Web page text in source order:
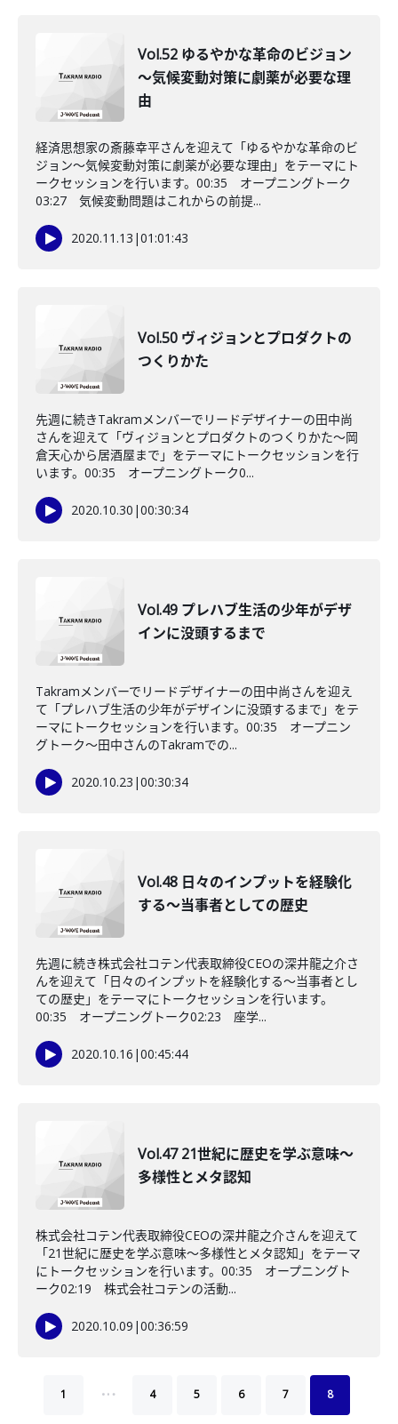
Vol.52 ゆるやかな革命のビジョン
～気候変動対策に劇薬が必要な理
由
経済思想家の斎藤幸平さんを迎えて「ゆるやかな革命のビ
ジョン～気候変動対策に劇薬が必要な理由」をテーマにト
ークセッションを行います。00:35 オープニングトーク
03:27 気候変動問題はこれからの前提...
2020.11.13 |01:01:43
Vol.50 ヴィジョンとプロダクトの
つくりかた
先週に続きTakramメンバーでリードデザイナーの田中尚
さんを迎えて「ヴィジョンとプロダクトのつくりかた～岡
倉天心から居酒屋まで」をテーマにトークセッションを行
います。00:35 オープニングトーク0...
2020.10.30 |00:30:34
Vol.49 プレハブ生活の少年がデザ
インに没頭するまで
Takramメンバーでリードデザイナーの田中尚さんを迎え
て「プレハブ生活の少年がデザインに没頭するまで」をテ
ーマにトークセッションを行います。00:35 オープニン
グトーク～田中さんのTakramでの...
2020.10.23 |00:30:34
Vol.48 日々のインプットを経験化
する～当事者としての歴史
先週に続き株式会社コテン代表取締役CEOの深井龍之介さ
んを迎えて「日々のインプットを経験化する～当事者とし
ての歴史」をテーマにトークセッションを行います。
00:35 オープニングトーク02:23 座学...
2020.10.16 |00:45:44
Vol.47 21世紀に歴史を学ぶ意味～
多様性とメタ認知
株式会社コテン代表取締役CEOの深井龍之介さんを迎えて
「21世紀に歴史を学ぶ意味～多様性とメタ認知」をテーマ
にトークセッションを行います。00:35 オープニングト
ーク02:19 株式会社コテンの活動...
2020.10.09 |00:36:59
1 … 4 5 6 7 8